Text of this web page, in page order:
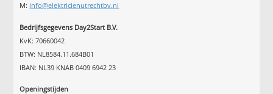
M: info@elektricienutrechtbv.nl
Bedrijfsgegevens Day2Start B.V.
KvK: 70660042
BTW: NL8584.11.684B01
IBAN: NL39 KNAB 0409 6942 23
Openingstijden